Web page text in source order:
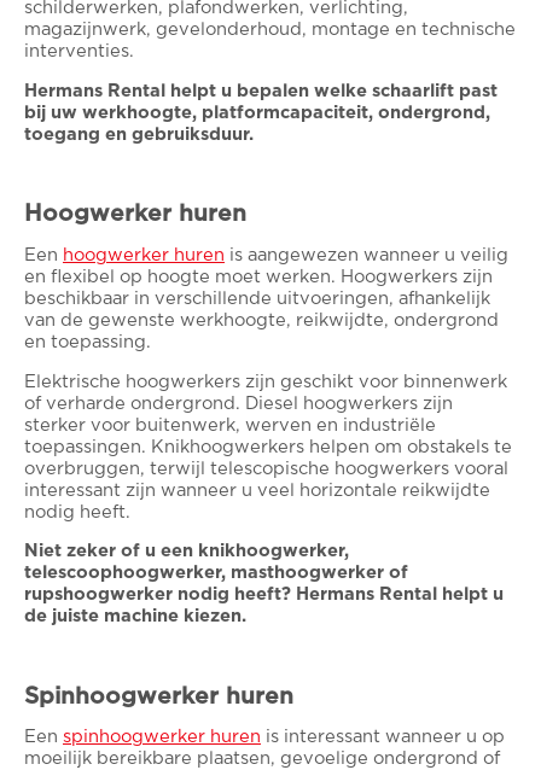
schilderwerken, plafondwerken, verlichting,
magazijnwerk, gevelonderhoud, montage en technische
interventies.
Hermans Rental helpt u bepalen welke schaarlift past
bij uw werkhoogte, platformcapaciteit, ondergrond,
toegang en gebruiksduur.
Hoogwerker huren
Een hoogwerker huren is aangewezen wanneer u veilig
en flexibel op hoogte moet werken. Hoogwerkers zijn
beschikbaar in verschillende uitvoeringen, afhankelijk
van de gewenste werkhoogte, reikwijdte, ondergrond
en toepassing.
Elektrische hoogwerkers zijn geschikt voor binnenwerk
of verharde ondergrond. Diesel hoogwerkers zijn
sterker voor buitenwerk, werven en industriële
toepassingen. Knikhoogwerkers helpen om obstakels te
overbruggen, terwijl telescopische hoogwerkers vooral
interessant zijn wanneer u veel horizontale reikwijdte
nodig heeft.
Niet zeker of u een knikhoogwerker,
telescoophoogwerker, masthoogwerker of
rupshoogwerker nodig heeft? Hermans Rental helpt u
de juiste machine kiezen.
Spinhoogwerker huren
Een spinhoogwerker huren is interessant wanneer u op
moeilijk bereikbare plaatsen, gevoelige ondergrond of